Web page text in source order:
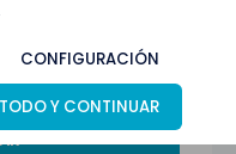
CONFIGURACIÓN
Y CONTINUAR